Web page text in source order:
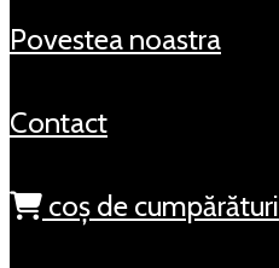
povestea noastra
contact
coș de cumpărături